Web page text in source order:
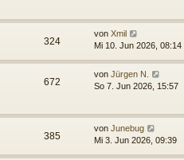
324
von Xmil
Mi 10. Jun 2026, 08:14
672
von Jürgen N.
So 7. Jun 2026, 15:57
385
von Junebug
Mi 3. Jun 2026, 09:39